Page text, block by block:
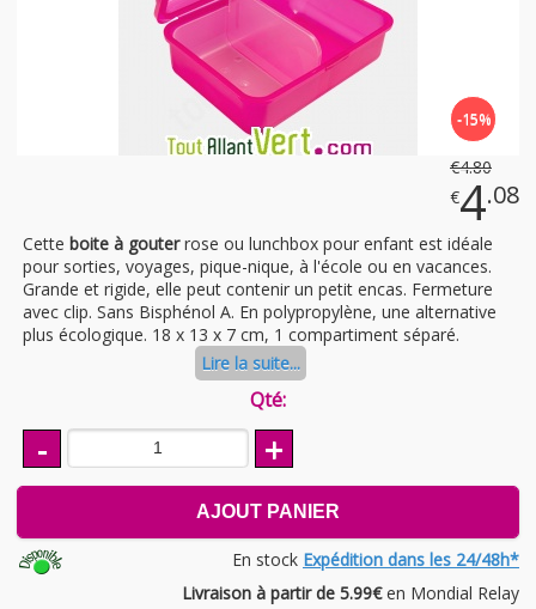
-15%
€4.80
€4.08
​Cette boite à gouterrose ou lunchbox pour enfant est idéale
pour sorties, voyages, pique-nique, à l'école ou en vacances.
Grande et rigide, elle peut contenir un petit encas. Fermeture
avec clip. Sans Bisphénol A. En polypropylène, une alternative
plus écologique. 18 x 13 x 7 cm, 1 compartiment séparé.
Lire la suite...
Qté:
- +
AJOUT PANIER
En stock Expédition dans les 24/48h*
Livraison à partir de 5.99€en Mondial Relay